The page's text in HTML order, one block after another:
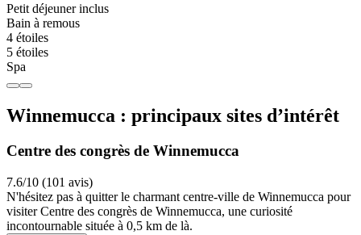
Petit déjeuner inclus
Bain à remous
4 étoiles
5 étoiles
Spa
Winnemucca : principaux sites d’intérêt
Centre des congrès de Winnemucca
7.6/10 (101 avis)
N'hésitez pas à quitter le charmant centre-ville de Winnemucca pour
visiter Centre des congrès de Winnemucca, une curiosité
incontournable située à 0,5 km de là.